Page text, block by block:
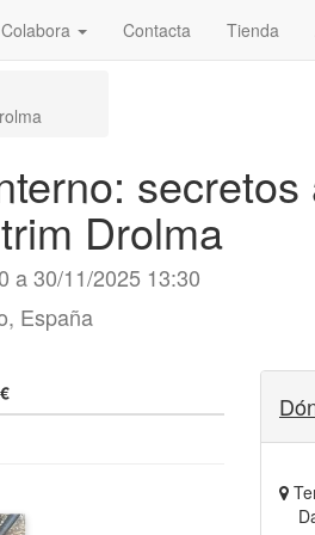
Colabora Contacta Tienda
Drolma
a30/11/2025 13:30
, España
€